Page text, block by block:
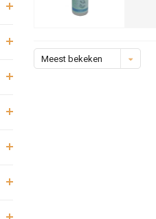
Meest bekeken